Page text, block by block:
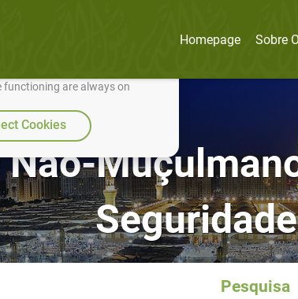
we can continually improve it.
functioning are always on
Cookies
Homepage Sobre
Não-
Pesquisa